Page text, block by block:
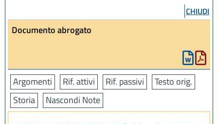
CHIUDI
Documento abrogato
Argomenti Rif. attivi Rif. passivi
Testo orig.
Storia
Nascondi Note